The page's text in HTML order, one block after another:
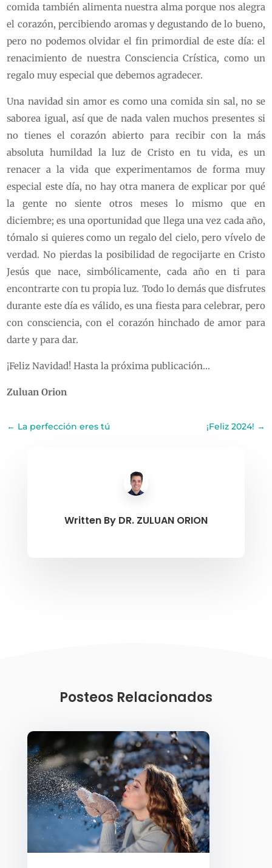
comida también alimenta nuestra alma porque nos alegra
el corazón, percibiendo aromas y degustando de lo bueno,
pero no podemos olvidar el fin primordial de este día: el
renacimiento de nuestra Consciencia Crística, como un
regalo muy especial que debemos agradecer.
Una navidad sin amor es como una comida sin sal, no se
saborea igual, así que de nada valen muchos presentes si
no tienes el corazón abierto para recibir con la más
absoluta humildad la luz de Cristo en tu vida, es un
renacer a la vida que experimentamos de forma muy
especial este día, no hay otra manera de explicar por qué
la gente no siente otros meses lo mismo que en
diciembre; es una oportunidad que llega una vez cada año,
tómalo si quieres como un regalo del cielo, pero vívelo de
verdad. No pierdas la posibilidad de regocijarte en Cristo
Jesús que nace, simbólicamente, cada año en ti para
encontrarte con tu propia luz. Todo lo demás que disfrutes
durante este día es válido, es una fiesta para celebrar, pero
con consciencia, con el corazón hinchado de amor para
darte y para dar.
¡Feliz Navidad! Hasta la próxima publicación…
Zuluan Orion
← La perfección eres tú ¡Feliz 2024! →
Written By DR. ZULUAN ORION
Posteos Relacionados